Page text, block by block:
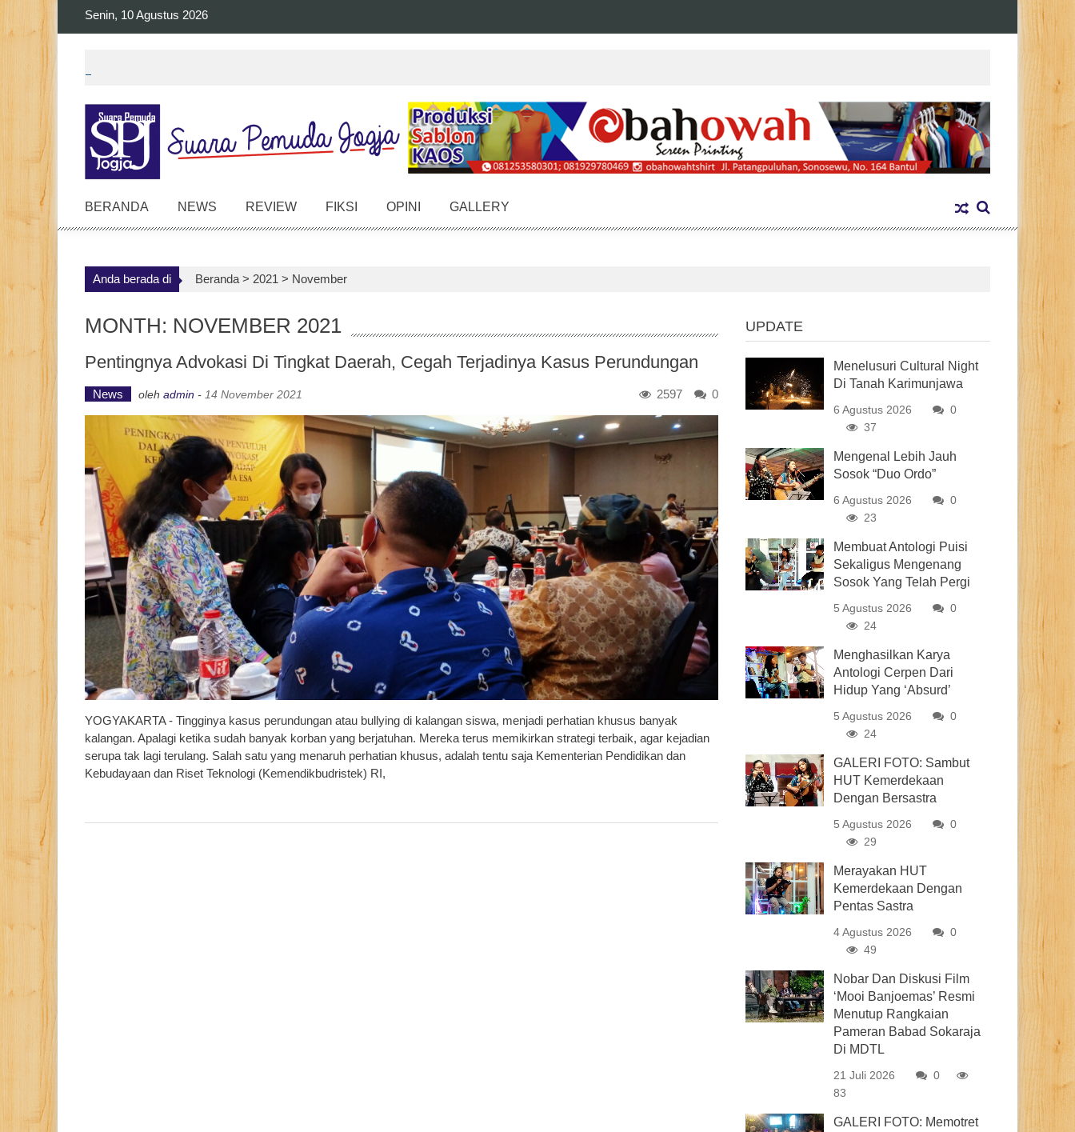
Senin, 10 Agustus 2026
BERANDA NEWS REVIEW FIKSI OPINI GALLERY
Anda berada di Beranda > 2021 > November
MONTH: NOVEMBER 2021
Pentingnya Advokasi Di Tingkat Daerah, Cegah Terjadinya Kasus Perundungan
News oleh admin - 14 November 2021 0
2597
YOGYAKARTA - Tingginya kasus perundungan atau bullying di kalangan siswa, menjadi perhatian khusus banyak
kalangan. Apalagi ketika sudah banyak korban yang berjatuhan. Mereka terus memikirkan strategi terbaik, agar kejadian
serupa tak lagi terulang. Salah satu yang menaruh perhatian khusus, adalah tentu saja Kementerian Pendidikan dan
Kebudayaan dan Riset Teknologi (Kemendikbudristek) RI,
UPDATE
Menelusuri Cultural Night
Di Tanah Karimunjawa
6 Agustus 2026
0
37
Mengenal Lebih Jauh
Sosok “Duo Ordo”
6 Agustus 2026
0
23
Membuat Antologi Puisi
Sekaligus Mengenang
Sosok Yang Telah Pergi
5 Agustus 2026
0
24
Menghasilkan Karya
Antologi Cerpen Dari
Hidup Yang ‘Absurd’
5 Agustus 2026
0
24
GALERI FOTO: Sambut
HUT Kemerdekaan
Dengan Bersastra
5 Agustus 2026
0
29
Merayakan HUT
Kemerdekaan Dengan
Pentas Sastra
4 Agustus 2026
0
49
Nobar Dan Diskusi Film
‘Mooi Banjoemas’ Resmi
Menutup Rangkaian
Pameran Babad Sokaraja
Di MDTL
21 Juli 2026
0
83
GALERI FOTO: Memotret